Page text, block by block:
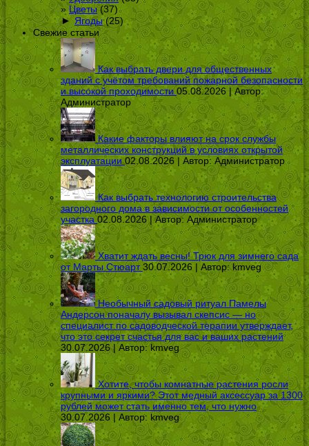
Цветы(37)
► Ягоды(25)
Свежие статьи
Как выбрать двери для общественных
зданий с учётом требований пожарной безопасности
и высокой проходимости 05.08.2026 | Автор:
Администратор
Какие факторы влияют на срок службы
металлических конструкций в условиях открытой
эксплуатации 02.08.2026 | Автор: Администратор
Как выбрать технологию строительства
загородного дома в зависимости от особенностей
участка 02.08.2026 | Автор: Администратор
Хватит ждать весны! Трюк для зимнего сада
от Марты Стюарт 30.07.2026 | Автор:kmveg
Необычный садовый ритуал Памелы
Андерсон поначалу вызывал скепсис — но
специалист по садоводческой терапии утверждает,
что это секрет счастья для вас и ваших растений
30.07.2026 | Автор:kmveg
Хотите, чтобы комнатные растения росли
крупными и яркими? Этот медный аксессуар за 1300
рублей может стать именно тем, что нужно
30.07.2026 | Автор: kmveg